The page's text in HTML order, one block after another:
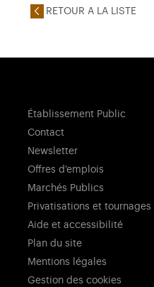
RETOUR A LA LISTE
Établissement Public
Contact
Newsletter
Offres d'emplois
Marchés Publics
Privatisations et tournages
Aide et accessibilité
Plan du site
Mentions légales
Gestion des cookies